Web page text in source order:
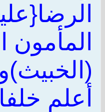
المأمون
أعلم